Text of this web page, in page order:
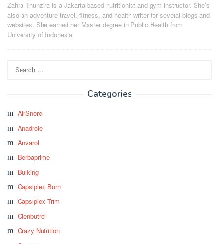
Zahra Thunzira is a Jakarta-based nutritionist and gym instructor. She’s
also an adventure travel, fitness, and health writer for several blogs and
websites. She earned her Master degree in Public Health from
University of Indonesia.
for:
Categories
AirSnore
Anadrole
Anvarol
Berbaprime
Bulking
Capsiplex Burn
Capsiplex Trim
Clenbutrol
Crazy Nutrition